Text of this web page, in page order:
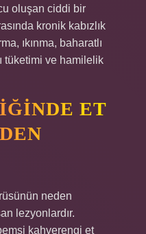
oluşan ciddi bir
kronik kabızlık
ıkınma, baharatlı
tüketimi ve hamilelik
ET
neden
lezyonlardır.
kahverengi et